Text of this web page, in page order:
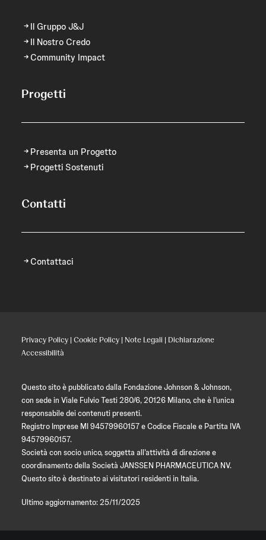
Il Gruppo J&J
Il Nostro Credo
Community Impact
Progetti
Presenta un Progetto
Progetti Sostenuti
Contatti
Contattaci
Privacy Policy | Cookie Policy | Note Legali | Dichiarazione
Accessibilità
Questo sito è pubblicato dalla Fondazione Johnson & Johnson,
con sede in Viale Fulvio Testi 280/6, 20126 Milano, che è l’unica
responsabile dei contenuti presenti.
Registro Imprese MI 94579960157 e Codice Fiscale e Partita IVA
94579960157.
Società con socio unico, soggetta all’attività di direzione e
coordinamento della Società JANSSEN PHARMACEUTICA NV.
Questo sito è destinato ai visitatori residenti in Italia.
Ultimo aggiornamento: 25/11/2025